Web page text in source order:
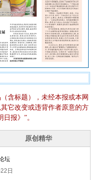
含标题），未经本报或本网
它改变或违背作者原意的方
报》”。